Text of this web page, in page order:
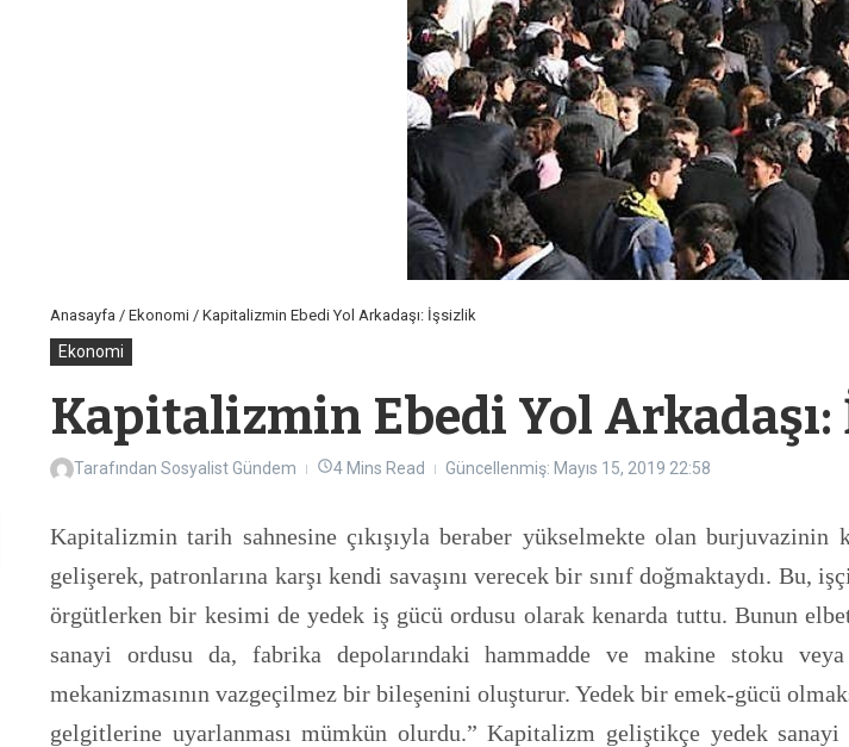
Anasayfa / Ekonomi / Kapitalizmin Ebedi Yol Arkadaşı: İşsizlik
Ekonomi
Kapitalizmin Ebedi Yol
Tarafından Sosyalist Gündem 4 Mins Read Güncellenmiş: Mayıs 15, 2019 22:58
Kapitalizmin tarih sahnesine çıkışıyla beraber yükselmekte olan
gelişerek, patronlarına karşı kendi savaşını verecek bir sınıf doğmaktaydı.
örgütlerken bir kesimi de yedek iş gücü ordusu olarak kenarda tuttu. Bunun
sanayi ordusu da, fabrika depolarındaki hammadde ve makine stoku
mekanizmasının vazgeçilmez bir bileşenini oluşturur. Yedek bir emek-gücü
gelgitlerine uyarlanması mümkün olurdu.” Kapitalizm geliştikçe yedek